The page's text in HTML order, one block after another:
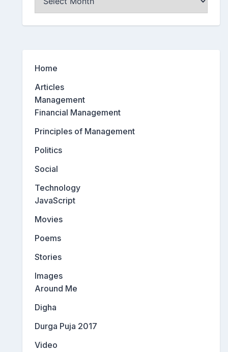
Home
Articles
Management
Financial Management
Principles of Management
Politics
Social
Technology
JavaScript
Movies
Poems
Stories
Images
Around Me
Digha
Durga Puja 2017
Video